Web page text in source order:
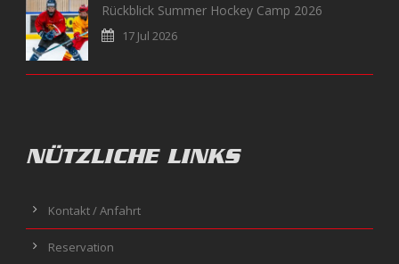
Rückblick Summer Hockey Camp 2026
17 Jul 2026
NÜTZLICHE LINKS
Kontakt / Anfahrt
Reservation